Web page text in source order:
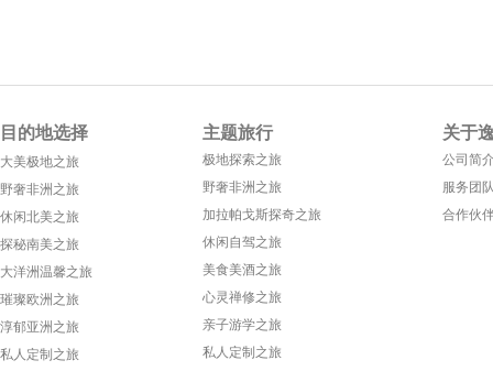
目的地选择
大美极地之旅
野奢非洲之旅
休闲北美之旅
探秘南美之旅
大洋洲温馨之旅
璀璨欧洲之旅
淳郁亚洲之旅
私人定制之旅
主题旅行
极地探索之旅
野奢非洲之旅
加拉帕戈斯探奇之旅
休闲自驾之旅
美食美酒之旅
心灵禅修之旅
亲子游学之旅
私人定制之旅
关于
公司简
服务团
合作伙